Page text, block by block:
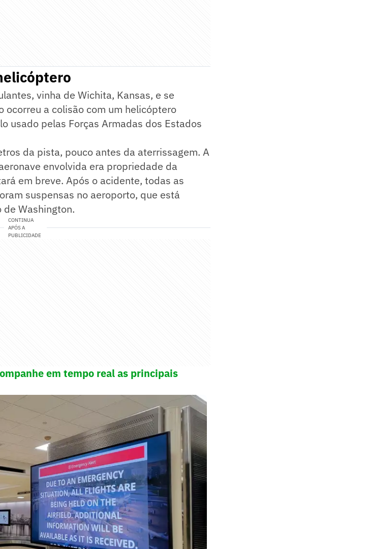
vinha de Wichita, Kansas, e se
ocorreu a colisão com um helicóptero
usado pelas Forças Armadas dos Estados
da pista, pouco antes da aterrissagem. A
envolvida era propriedade da
em breve. Após o acidente, todas as
suspensas no aeroporto, que está
Washington.
CONTINUA
APÓS A
PUBLICIDADE
em tempo real as principais